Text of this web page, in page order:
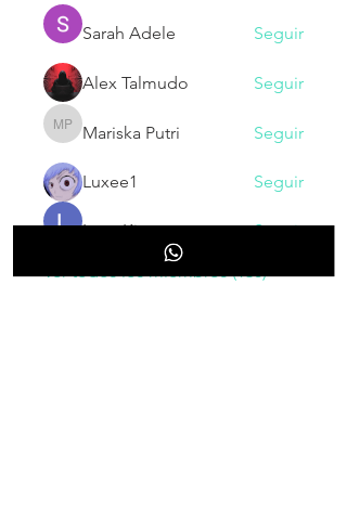
Sarah Adele
Seguir
Alex Talmudo Seguir
Mariska Putri
Mariska Putri Seguir
Luxee1 Seguir
Larry King
Seguir
Ver todos los miembros (130)